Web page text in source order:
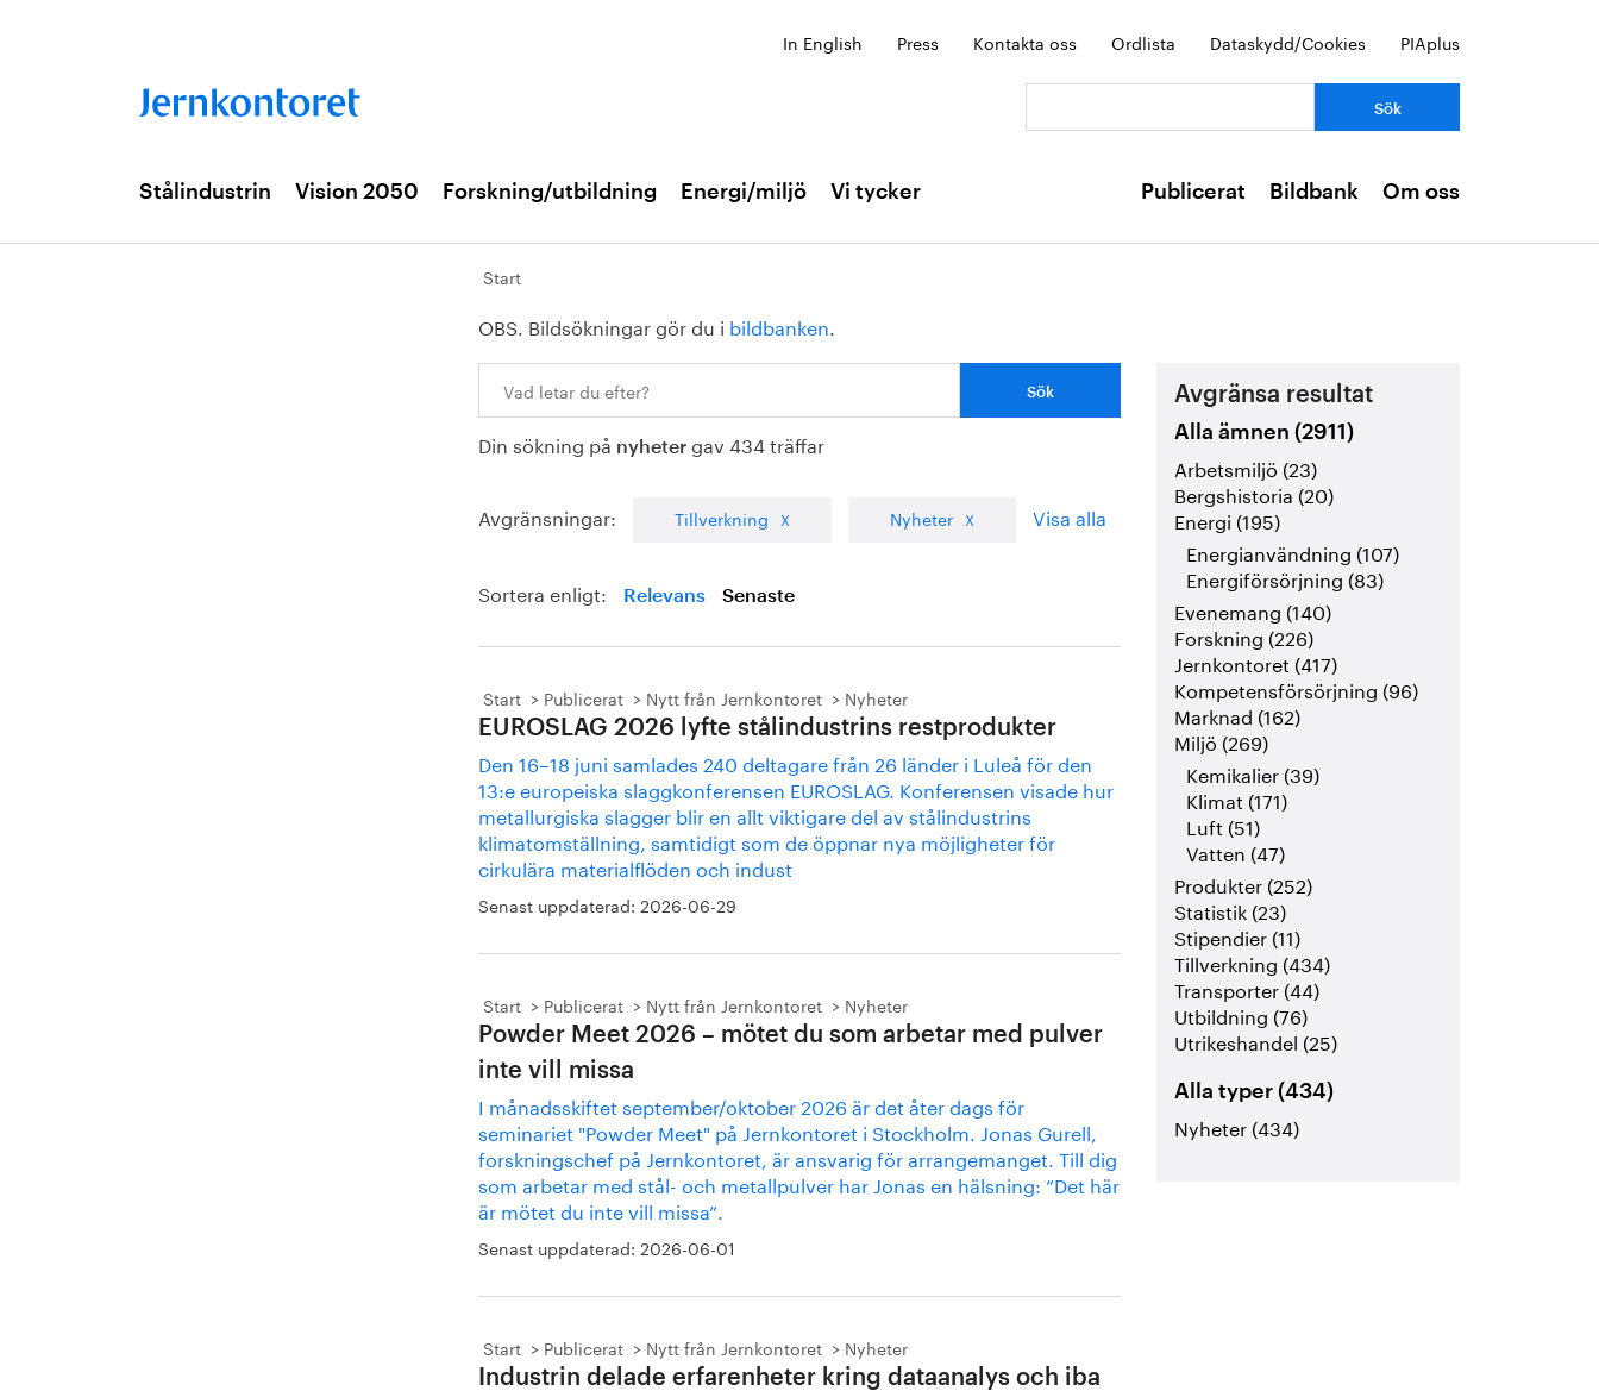
In English Press Kontakta oss Ordlista Dataskydd/Cookies PIAplus
Stålindustrin Vision 2050 Forskning/utbildning Energi/miljö Vi tycker Publicerat Bildbank Om oss
Start
OBS. Bildsökningar gör du i bildbanken.
Din sökning på nyheter gav 434 träffar
Avgränsningar: Tillverkning Nyheter Visa alla
Sortera enligt: Relevans Senaste
Start Publicerat Nytt från Jernkontoret Nyheter
EUROSLAG 2026 lyfte stålindustrins restprodukter
Den 16–18 juni samlades 240 deltagare från 26 länder i Luleå för den
13:e europeiska slaggkonferensen EUROSLAG. Konferensen visade hur
metallurgiska slagger blir en allt viktigare del av stålindustrins
klimatomställning, samtidigt som de öppnar nya möjligheter för
cirkulära materialflöden och indust
Senast uppdaterad: 2026-06-29
Start Publicerat Nytt från Jernkontoret Nyheter
Powder Meet 2026 – mötet du som arbetar med pulver
inte vill missa
I månadsskiftet september/oktober 2026 är det åter dags för
seminariet "Powder Meet" på Jernkontoret i Stockholm. Jonas Gurell,
forskningschef på Jernkontoret, är ansvarig för arrangemanget. Till dig
som arbetar med stål- och metallpulver har Jonas en hälsning: ”Det här
är mötet du inte vill missa”.
Senast uppdaterad: 2026-06-01
Start Publicerat Nytt från Jernkontoret Nyheter
Industrin delade erfarenheter kring dataanalys och iba
Avgränsa resultat
Alla ämnen (2911)
Arbetsmiljö (23)
Bergshistoria (20)
Energi (195)
Energianvändning (107)
Energiförsörjning (83)
Evenemang (140)
Forskning (226)
Jernkontoret (417)
Kompetensförsörjning (96)
Marknad (162)
Miljö (269)
Kemikalier (39)
Klimat (171)
Luft (51)
Vatten (47)
Produkter (252)
Statistik (23)
Stipendier (11)
Tillverkning (434)
Transporter (44)
Utbildning (76)
Utrikeshandel (25)
Alla typer (434)
Nyheter (434)